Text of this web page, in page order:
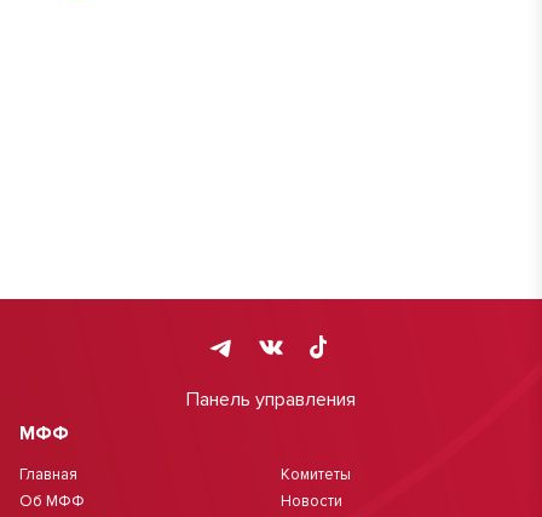
Панель управления
МФФ
Главная
Об МФФ
Комитеты
Новости